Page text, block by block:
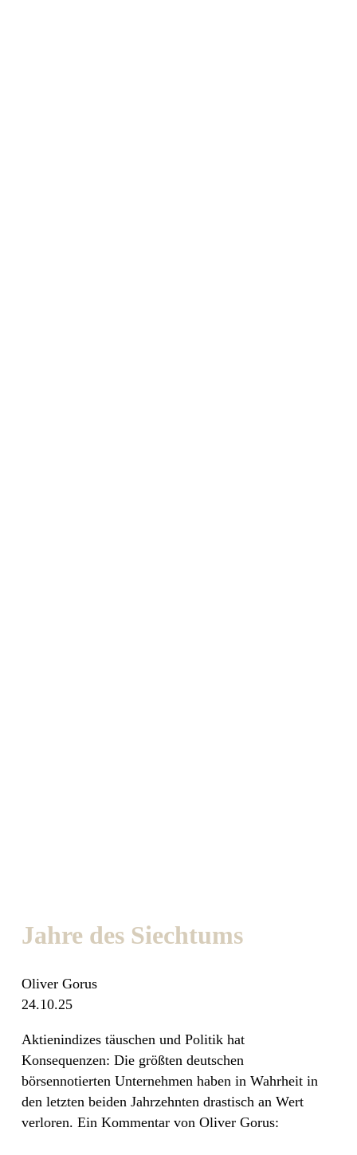
Jahre des Siechtums
Oliver Gorus
24.10.25
Aktienindizes täuschen und Politik hat
Konsequenzen: Die größten deutschen
börsennotierten Unternehmen haben in Wahrheit in
den letzten beiden Jahrzehnten drastisch an Wert
verloren. Ein Kommentar von Oliver Gorus: